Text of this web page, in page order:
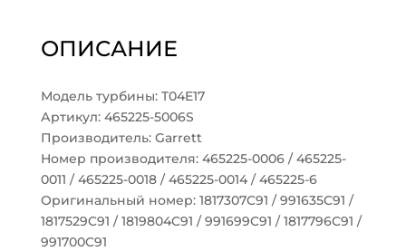
ОПИСАНИЕ
Модель турбины: T04E17
Артикул: 465225-5006S
Производитель: Garrett
Номер производителя: 465225-0006 / 465225-
0011 / 465225-0018 / 465225-0014 / 465225-6
Оригинальный номер: 1817307C91 / 991635C91 /
1817529C91 / 1819804C91 / 991699C91 / 1817796C91 /
991700C91